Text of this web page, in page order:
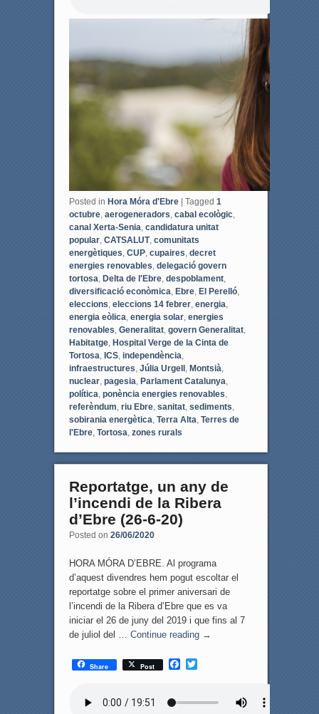
Posted in Hora Móra d'Ebre Tagged 1
octubre, aerogeneradors, cabal ecològic,
canal Xerta-Senia, candidatura unitat
popular, CATSALUT, comunitats
energètiques, CUP, cupaires, decret
energies renovables, delegació govern
tortosa, Delta de l'Ebre, despoblament,
diversificació econòmica, Ebre, El Perelló,
eleccions, eleccions 14 febrer, energia,
energia eòlica, energia solar, energies
renovables, Generalitat, govern Generalitat,
Habitatge, Hospital Verge de la Cinta de
Tortosa, ICS, independència,
infraestructures, Júlia Urgell , Montsià,
nuclear, pagesia, Parlament Catalunya,
política, ponència energies renovables,
referèndum, riu Ebre, sanitat, sediments,
sobirania energètica, Terra Alta, Terres de
l'Ebre, Tortosa, zones rurals
Reportatge, un any de
l’incendi de la Ribera
d’Ebre (26-6-20)
Posted on 26/06/2020
HORA MÓRA D’EBRE. Al programa
d’aquest divendres hem pogut escoltar el
reportatge sobre el primer aniversari de
l’incendi de la Ribera d’Ebre que es va
iniciar el 26 de juny del 2019 i que fins al 7
de juliol del … Continue reading →
Share Post
F
T